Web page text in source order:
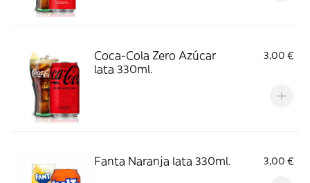
Coca-Cola Zero Azúcar
lata 330ml.
3,00 €
Fanta Naranja lata 330ml. 3,00 €